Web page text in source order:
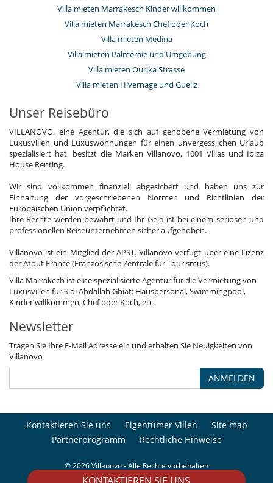
Villa mieten Marrakesch Kinder willkommen
Villa mieten Marrakesch Chef oder Koch
Villa mieten Medina
Villa mieten Palmeraie und Umgebung
Villa mieten Ourika Strasse
Villa mieten Hivernage und Gueliz
Unser Reisebüro
VILLANOVO, eine Agentur, die sich auf gehobene Vermietung von
Luxusvillen und Luxuswohnungen für einen unvergesslichen Urlaub
spezialisiert hat, besitzt die Marken Villanovo, 1001 Villas und Ibiza
House Renting.
Wir sind vollkommen finanziell abgesichert und haben uns zur
Einhaltung der vorgeschriebenen Normen und Richtlinien der
Europäischen Union verpflichtet.
Ihre Rechte werden bewahrt und Ihr Geld ist bei einem seriösen und
professionellen Reiseunternehmen sicher aufgehoben.
Villanovo ist ein Mitglied der APST. Villanovo verfügt über eine Lizenz
der Atout France (Französische Zentrale für Tourismus).
Villa Marrakech ist eine spezialisierte Agentur für die Vermietung von
Luxusvillen für Sidi Abdallah Ghiat: Hauspersonal, Swimmingpool,
Kinder willkommen, Chef oder Koch, etc.
Newsletter
Tragen Sie Ihre E-Mail Adresse ein und erhalten Sie Neuigkeiten von
Villanovo
ANMELDEN
Kontaktieren Sie uns Eigentümer Villen
Site map
Partnerprogramm
Rechtliche Hinweise
© 2026 Villanovo - Alle Rechte vorbehalten